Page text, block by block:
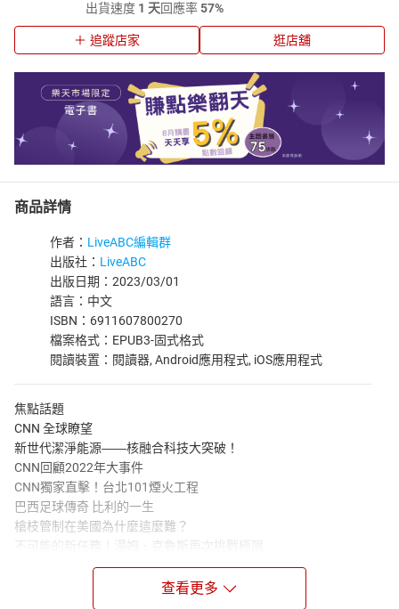
出貨速度 1 天回應率57%
追蹤店家 逛店舖
商品詳情
作者： LiveABC編輯群
出版社： LiveABC
出版日期：2023/03/01
語言：中文
ISBN：6911607800270
檔案格式：EPUB3-固式格式
閱讀裝置：閱讀器, Android應用程式, iOS應用程式
焦點話題
CNN 全球瞭望
新世代潔淨能源――核融合科技大突破！
CNN回顧2022年大事件
CNN獨家直擊！台北101煙火工程
巴西足球傳奇 比利的一生
槍枝管制在美國為什麼這麼難？
不可能的新任務！湯姆．克魯斯再次挑戰極限
疫情大流行加速青少年大腦老化！？
日本清酒釀酒師的職人精神
查看更多